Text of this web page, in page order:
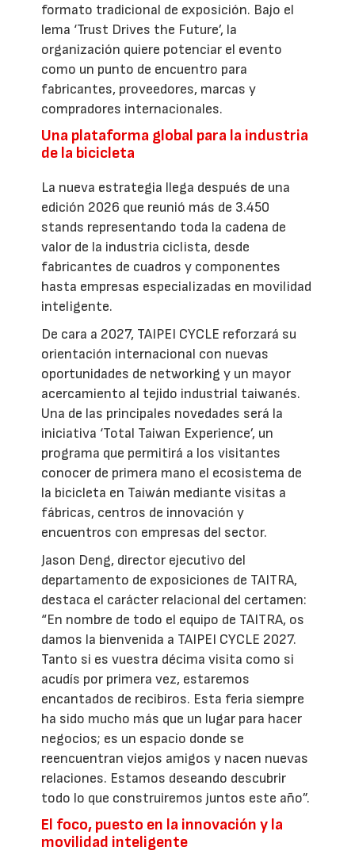
formato tradicional de exposición. Bajo el
lema ‘Trust Drives the Future’, la
organización quiere potenciar el evento
como un punto de encuentro para
fabricantes, proveedores, marcas y
compradores internacionales.
Una plataforma global para la industria
de la bicicleta
La nueva estrategia llega después de una
edición 2026 que reunió más de 3.450
stands representando toda la cadena de
valor de la industria ciclista, desde
fabricantes de cuadros y componentes
hasta empresas especializadas en movilidad
inteligente.
De cara a 2027, TAIPEI CYCLE reforzará su
orientación internacional con nuevas
oportunidades de networking y un mayor
acercamiento al tejido industrial taiwanés.
Una de las principales novedades será la
iniciativa ‘Total Taiwan Experience’, un
programa que permitirá a los visitantes
conocer de primera mano el ecosistema de
la bicicleta en Taiwán mediante visitas a
fábricas, centros de innovación y
encuentros con empresas del sector.
Jason Deng, director ejecutivo del
departamento de exposiciones de TAITRA,
destaca el carácter relacional del certamen:
“En nombre de todo el equipo de TAITRA, os
damos la bienvenida a TAIPEI CYCLE 2027.
Tanto si es vuestra décima visita como si
acudís por primera vez, estaremos
encantados de recibiros. Esta feria siempre
ha sido mucho más que un lugar para hacer
negocios; es un espacio donde se
reencuentran viejos amigos y nacen nuevas
relaciones. Estamos deseando descubrir
todo lo que construiremos juntos este año”.
El foco, puesto en la innovación y la
movilidad inteligente